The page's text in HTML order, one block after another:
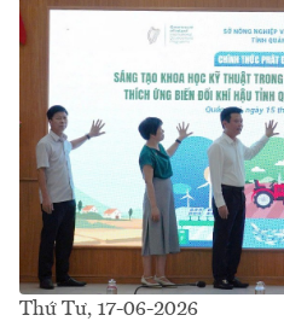
Thứ Tư, 17-06-2026